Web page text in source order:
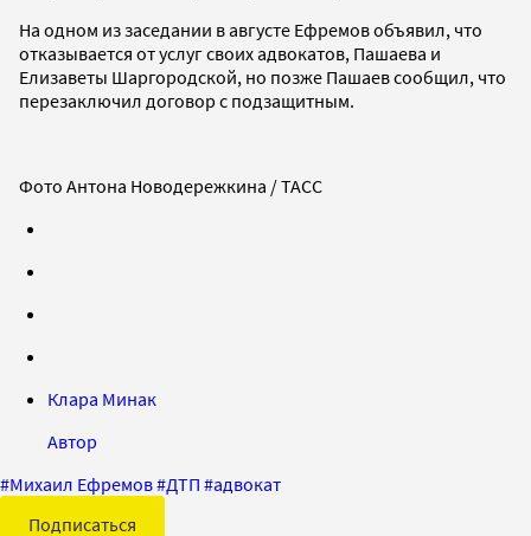
На одном из заседании в августе Ефремов объявил, что
отказывается от услуг своих адвокатов, Пашаева и
Елизаветы Шаргородской, но позже Пашаев сообщил, что
перезаключил договор с подзащитным.
Фото Антона Новодережкина / ТАСС
Клара Минак
Автор
#Михаил Ефремов#ДТП #адвокат
Подписаться